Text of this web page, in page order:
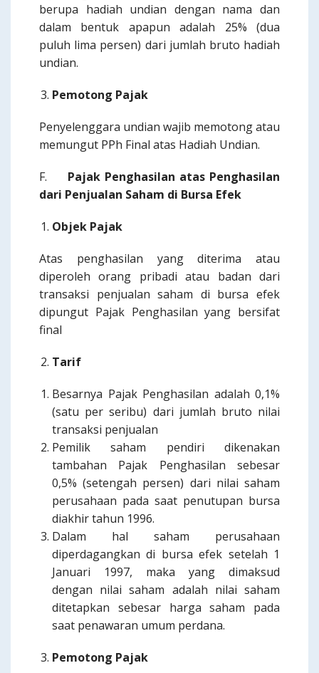
berupa hadiah undian dengan nama dan
dalam bentuk apapun adalah 25% (dua
puluh lima persen) dari jumlah bruto hadiah
undian.
Pemotong Pajak
Penyelenggara undian wajib memotong atau
memungut PPh Final atas Hadiah Undian.
F. Pajak Penghasilan atas Penghasilan
dari Penjualan Saham di Bursa Efek
Objek Pajak
Atas penghasilan yang diterima atau
diperoleh orang pribadi atau badan dari
transaksi penjualan saham di bursa efek
dipungut Pajak Penghasilan yang bersifat
final
Tarif
Besarnya Pajak Penghasilan adalah 0,1%
(satu per seribu) dari jumlah bruto nilai
transaksi penjualan
Pemilik saham pendiri dikenakan
tambahan Pajak Penghasilan sebesar
0,5% (setengah persen) dari nilai saham
perusahaan pada saat penutupan bursa
diakhir tahun 1996.
Dalam hal saham perusahaan
diperdagangkan di bursa efek setelah 1
Januari 1997, maka yang dimaksud
dengan nilai saham adalah nilai saham
ditetapkan sebesar harga saham pada
saat penawaran umum perdana.
Pemotong Pajak